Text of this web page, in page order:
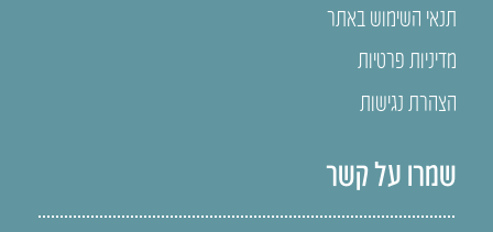
תנאי השימוש באתר
מדיניות פרטיות
הצהרת נגישות
שמרו על קשר